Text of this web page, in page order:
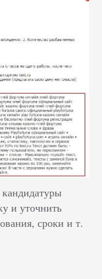
и уточнить
сроки и т.